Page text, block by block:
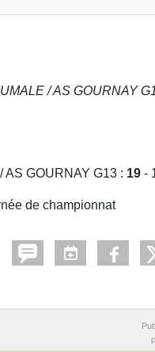
/ AS GOURNAY
AS GOURNAY G13 : 19 -
de championnat